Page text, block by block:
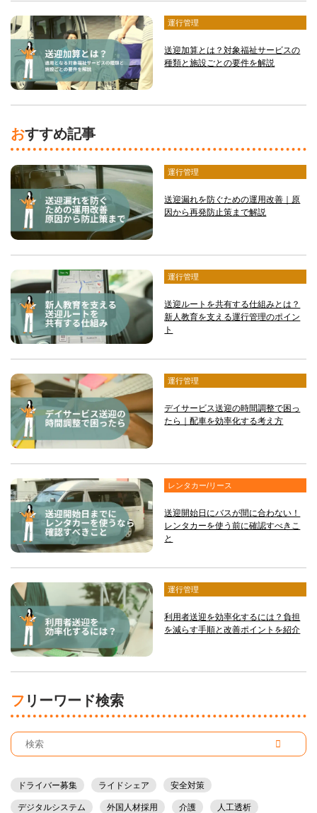
運行管理
送迎加算とは？対象福祉サービスの
種類と施設ごとの要件を解説
おすすめ記事
運行管理
送迎漏れを防ぐための運用改善｜原
因から再発防止策まで解説
運行管理
送迎ルートを共有する仕組みとは？
新人教育を支える運行管理のポイン
ト
運行管理
デイサービス送迎の時間調整で困っ
たら｜配車を効率化する考え方
レンタカー/リース
送迎開始日にバスが間に合わない！
レンタカーを使う前に確認すべきこ
と
運行管理
利用者送迎を効率化するには？負担
を減らす手順と改善ポイントを紹介
フリーワード検索
ドライバー募集 ライドシェア 安全対策
デジタルシステム 外国人材採用 介護 人工透析